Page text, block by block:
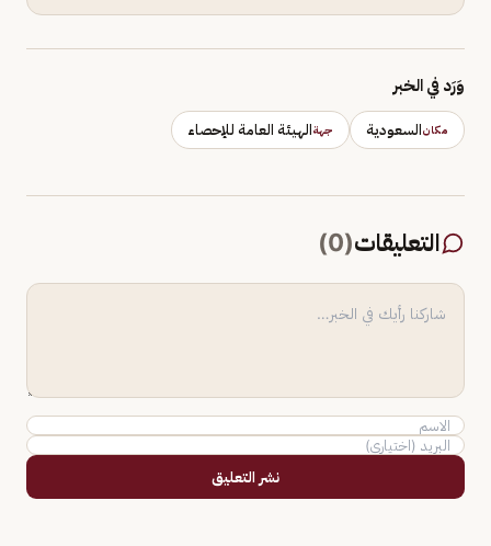
وَرَد في الخبر
مكانالسعودية جهةالهيئة العامة للإحصاء
التعليقات(
0
)
نشر التعليق